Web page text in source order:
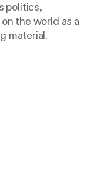
politics,
the world as a
material.